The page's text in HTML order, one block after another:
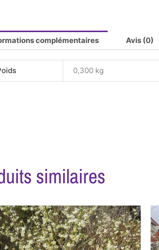
complémentaires Avis (0)
0,300 kg
similaires